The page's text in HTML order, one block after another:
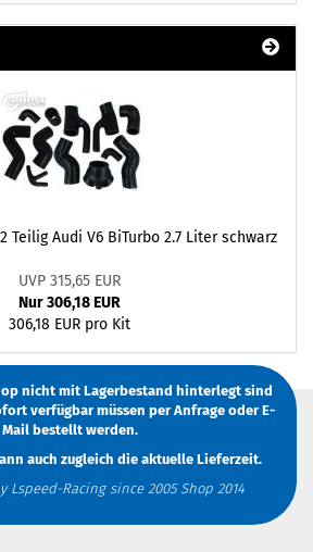
Teilig Audi V6 BiTurbo 2.7 Liter schwarz
UVP 315,65 EUR
Nur 306,18 EUR
306,18 EUR pro Kit
nicht mit Lagerbestand hinterlegt sind
verfügbar müssen per AnfrageoderE-
Mailbestellt werden.
auch zugleich die aktuelle Lieferzeit.
Lspeed-Racing since 2005 Shop 2014